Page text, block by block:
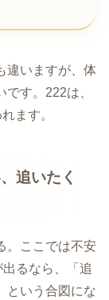
違いますが、体
す。222は、
ます。
追いたく
。ここでは不安
るなら、「追
という合図にな